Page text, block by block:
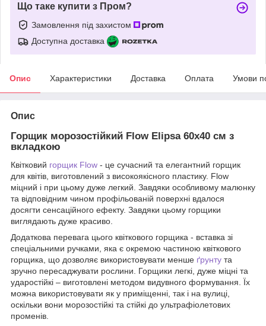
Що таке купити з Пром?
Замовлення під захистом
Доступна доставка
Опис Характеристики Доставка Оплата Умови
Опис
Горщик морозостійкий Flow Elipsa 60х40 см з
вкладкою
Квітковий горщик Flow - це сучасний та елегантний горщик
для квітів, виготовлений з високоякісного пластику. Flow
міцний і при цьому дуже легкий. Завдяки особливому малюнку
та відповідним чином профільованій поверхні вдалося
досягти сенсаційного ефекту. Завдяки цьому горщики
виглядають дуже красиво.
Додаткова перевага цього квіткового горщика - вставка зі
спеціальними ручками, яка є окремою частиною квіткового
горщика, що дозволяє використовувати менше ґрунту та
зручно пересаджувати рослини. Горщики легкі, дуже міцні та
ударостійкі – виготовлені методом видувного формування. Їх
можна використовувати як у приміщенні, так і на вулиці,
оскільки вони морозостійкі та стійкі до ультрафіолетових
променів.